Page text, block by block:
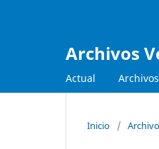
Archivos
Actual Archivos
Inicio /